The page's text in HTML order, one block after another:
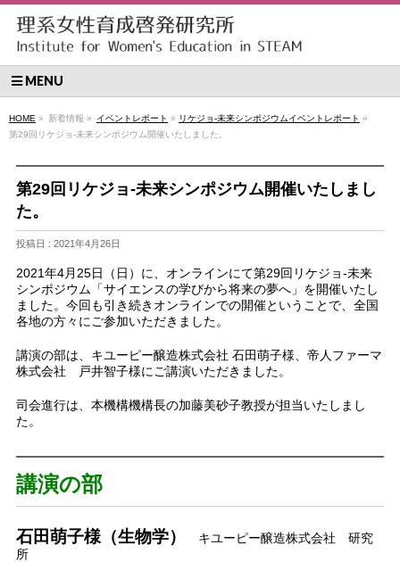
MENU
HOME » 新着情報 » イベントレポート » リケジョ-未来シンポジウムイベントレポート »
第29回リケジョ-未来シンポジウム開催いたしました。
第29回リケジョ-未来シンポジウム開催いたしまし
た。
投稿日 : 2021年4月26日
2021年4月25日（日）に、オンラインにて第29回リケジョ-未来
シンポジウム「サイエンスの学びから将来の夢へ」を開催いたし
ました。今回も引き続きオンラインでの開催ということで、全国
各地の方々にご参加いただきました。
講演の部は、キユーピー醸造株式会社 石田萌子様、帝人ファーマ
株式会社 戸井智子様にご講演いただきました。
司会進行は、本機構機構長の加藤美砂子教授が担当いたしまし
た。
講演の部
石田萌子様（生物学）
キユーピー醸造株式会社 研究
所